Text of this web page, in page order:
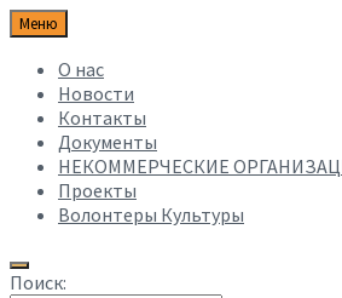
Меню
О нас
Новости
Контакты
Документы
НЕКОММЕРЧЕСКИЕ
Проекты
Волонтеры Культуры
Поиск: